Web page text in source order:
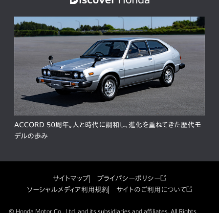
ACCORD 50周年。人と時代に調和し、進化を重ねてきた歴代モ
デルの歩み
サイトマップ
プライバシーポリシー
ソーシャルメディア利用規約
サイトのご利用について
© Honda Motor Co., Ltd. and its subsidiaries and affiliates. All Rights